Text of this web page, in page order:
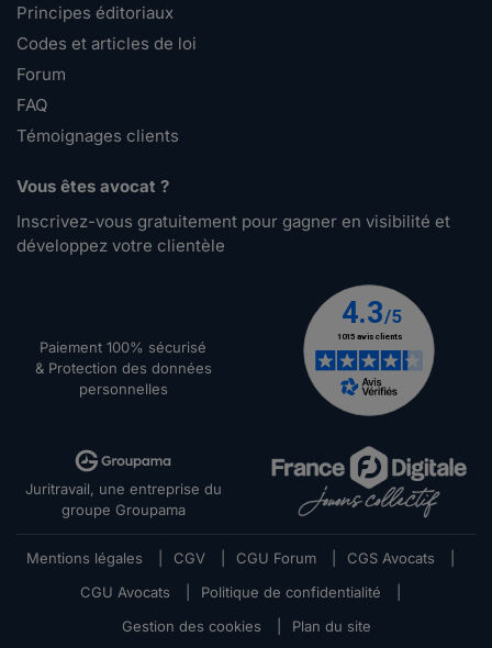
Principes éditoriaux
Codes et articles de loi
Forum
FAQ
Témoignages clients
Vous êtes avocat ?
Inscrivez-vous gratuitement pour gagner en visibilité et
développez votre clientèle
Paiement 100% sécurisé
& Protection des données
personnelles
Juritravail, une entreprise du
groupe Groupama
Mentions légales CGV CGU Forum CGS Avocats
CGU Avocats
Politique de confidentialité
Gestion des cookies
Plan du site